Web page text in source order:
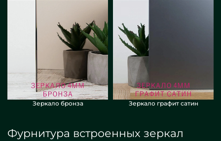
Зеркало бронза Зеркало графит сатин
Фурнитура встроенных зеркал